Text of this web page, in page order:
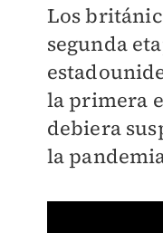
Los
segunda
la primera
debiera
la